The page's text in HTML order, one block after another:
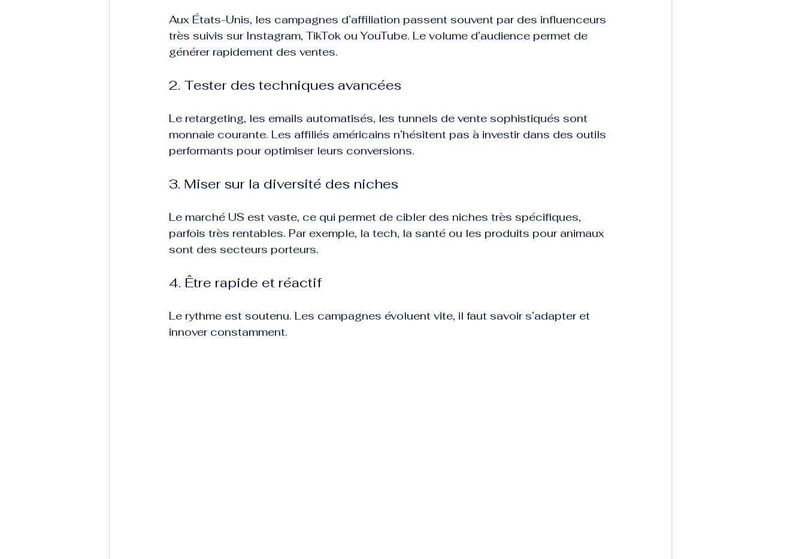
Aux États-Unis, les campagnes d’affiliation passent souvent par des influenceurs
très suivis sur Instagram, TikTok ou YouTube. Le volume d’audience permet de
générer rapidement des ventes.
2. Tester des techniques avancées
Le retargeting, les emails automatisés, les tunnels de vente sophistiqués sont
monnaie courante. Les affiliés américains n’hésitent pas à investir dans des outils
performants pour optimiser leurs conversions.
3. Miser sur la diversité des niches
Le marché US est vaste, ce qui permet de cibler des niches très spécifiques,
parfois très rentables. Par exemple, la tech, la santé ou les produits pour animaux
sont des secteurs porteurs.
4. Être rapide et réactif
Le rythme est soutenu. Les campagnes évoluent vite, il faut savoir s’adapter et
innover constamment.